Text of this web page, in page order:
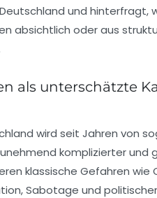
und hinterfragt,
absichtlich oder aus
als unterschätzte
wird seit Jahren von
komplizierter und
klassische Gefahren
Sabotage und